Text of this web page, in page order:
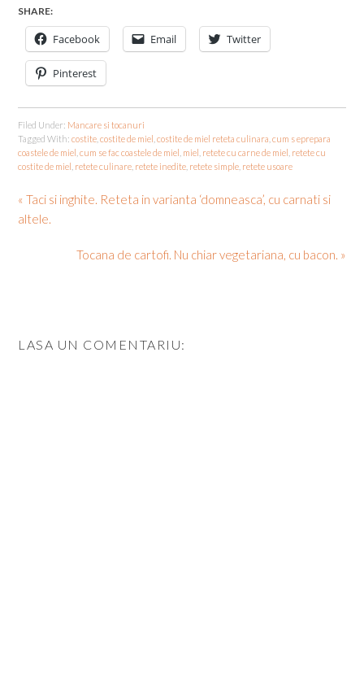
SHARE:
Facebook Email Twitter
Pinterest
Filed Under: Mancare si tocanuri
Tagged With:costite ,costite de miel ,costite de miel reteta culinara ,cum s eprepara
coastele de miel ,cum se fac coastele de miel miel retete cu carne de miel retete cu
costite de miel retete culinare retete inedite retete simple retete usoare
« Taci si inghite. Reteta in varianta ‘domneasca’, cu carnati si
altele.
Tocana de cartofi. Nu chiar vegetariana, cu bacon. »
LASA UN COMENTARIU: